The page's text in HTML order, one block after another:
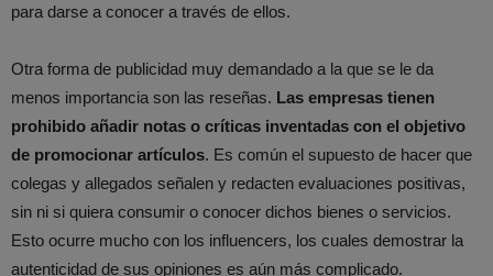
para darse a conocer a través de ellos.
Otra forma de publicidad muy demandado a la que se le da
menos importancia son las reseñas. Las empresas tienen
prohibido añadir notas o críticas inventadas con el objetivo
de promocionar artículos. Es común el supuesto de hacer que
colegas y allegados señalen y redacten evaluaciones positivas,
sin ni si quiera consumir o conocer dichos bienes o servicios.
Esto ocurre mucho con los influencers, los cuales demostrar la
autenticidad de sus opiniones es aún más complicado.